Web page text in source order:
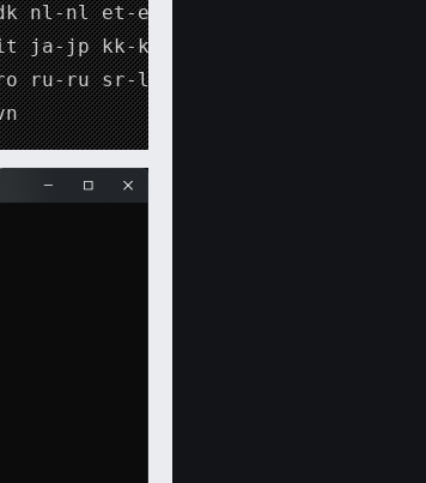
dk nl-nl et-ee fi-fi
ja-jp kk-kz ko-kr
ru-ru sr-latn-rs